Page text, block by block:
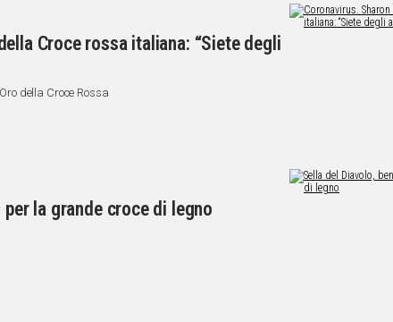
Croce rossa italiana: “Siete degli
della Croce Rossa
la grande croce di legno